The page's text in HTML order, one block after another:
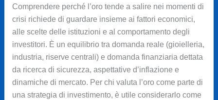
Comprendere perché l’oro tende a salire nei momenti di
crisi richiede di guardare insieme ai fattori economici,
alle scelte delle istituzioni e al comportamento degli
investitori. È un equilibrio tra domanda reale (gioielleria,
industria, riserve centrali) e domanda finanziaria dettata
da ricerca di sicurezza, aspettative d’inflazione e
dinamiche di mercato. Per chi valuta l’oro come parte di
una strategia di investimento, è utile considerarlo come